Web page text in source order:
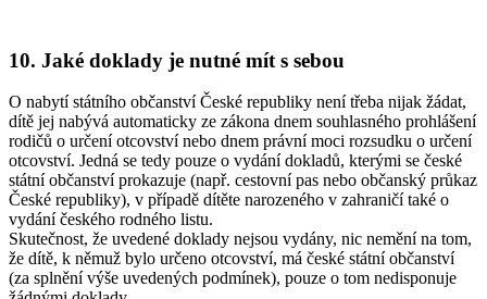
10. Jaké doklady je nutné mít s sebou
O nabytí státního občanství České republiky není třeba nijak žádat,
dítě jej nabývá automaticky ze zákona dnem souhlasného prohlášení
rodičů o určení otcovství nebo dnem právní moci rozsudku o určení
otcovství. Jedná se tedy pouze o vydání dokladů, kterými se české
státní občanství prokazuje (např. cestovní pas nebo občanský průkaz
České republiky), v případě dítěte narozeného v zahraničí také o
vydání českého rodného listu.
Skutečnost, že uvedené doklady nejsou vydány, nic nemění na tom,
že dítě, k němuž bylo určeno otcovství, má české státní občanství
(za splnění výše uvedených podmínek), pouze o tom nedisponuje